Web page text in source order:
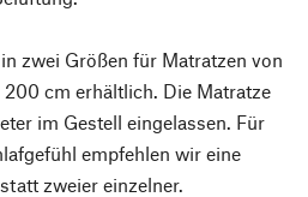
zwei Größen für Matratzen von
cm erhältlich. Die Matratze
im Gestell eingelassen. Für
empfehlen wir eine
zweier einzelner.